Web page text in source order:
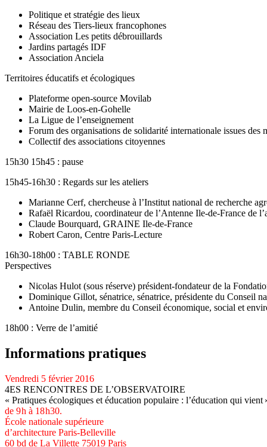
Politique et stratégie des lieux
Réseau des Tiers-lieux francophones
Association Les petits débrouillards
Jardins partagés IDF
Association Anciela
Territoires éducatifs et écologiques
Plateforme open-source Movilab
Mairie de Loos-en-Gohelle
La Ligue de l’enseignement
Forum des organisations de solidarité internationale issues des
Collectif des associations citoyennes
15h30 15h45 : pause
15h45-16h30 : Regards sur les ateliers
Marianne Cerf, chercheuse à l’Institut national de recherche
Rafaël Ricardou, coordinateur de l’Antenne Ile-de-France de
Claude Bourquard, GRAINE Ile-de-France
Robert Caron, Centre Paris-Lecture
16h30-18h00 : TABLE RONDE
Perspectives
Nicolas Hulot (sous réserve) président-fondateur de la
Dominique Gillot, sénatrice, sénatrice, présidente du Conseil
Antoine Dulin, membre du Conseil économique, social et
18h00 : Verre de l’amitié
Informations pratiques
Vendredi 5 février 2016
4ES RENCONTRES DE L’OBSERVATOIRE
« Pratiques écologiques et éducation populaire : l’éducation qui vient
de 9 h à 18 h30.
École nationale supérieure
d’architecture Paris-Belleville
60 bd de La Villette 75019 Paris